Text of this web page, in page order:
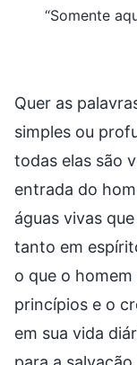
“Somente
Quer as
simples ou
todas elas são
entrada do
águas vivas
tanto em
o que o
princípios e o
em sua vida